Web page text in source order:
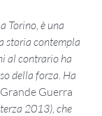
Torino, è una
storia contempla
al contrario ha
della forza. Ha
Guerra
2013), che